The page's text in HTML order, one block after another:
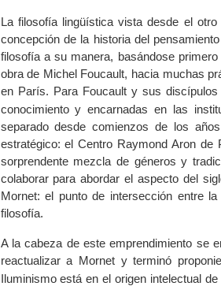
La filosofía lingüística vista desde el
concepción de la historia del
filosofía a su manera, basándose
obra de Michel Foucault, hacia muchas
en París. Para Foucault y sus
conocimiento y encarnadas en las
separado desde comienzos de los
estratégico: el Centro Raymond Aron
sorprendente mezcla de géneros y
colaborar para abordar el aspecto del
Mornet: el punto de intersección entre
filosofía.
A la cabeza de este emprendimiento se
reactualizar a Mornet y terminó
Iluminismo está en el origen intelectual